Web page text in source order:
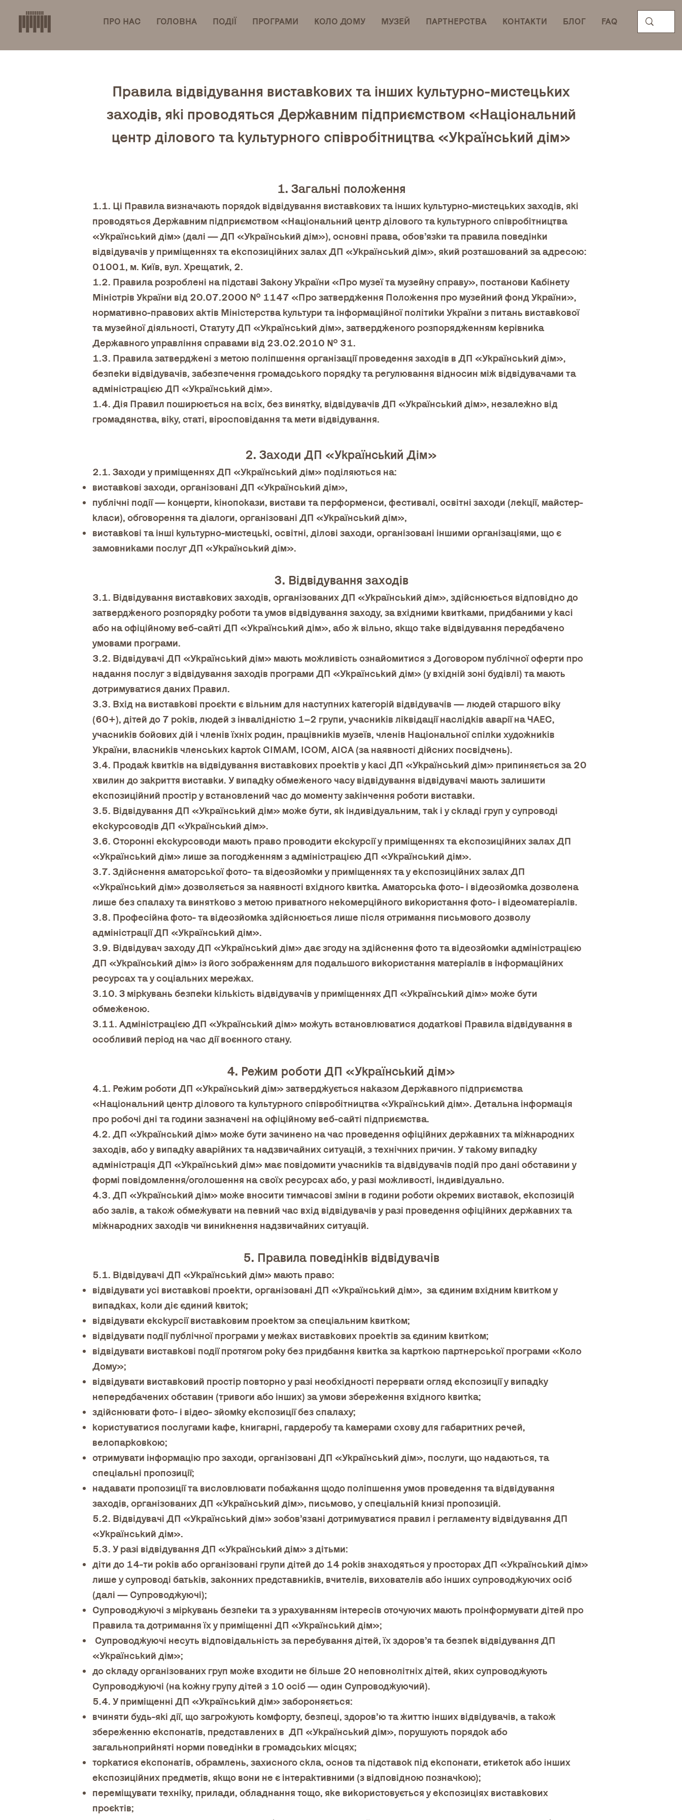
ПРО НАС ГОЛОВНА ПОДІЇ ПРОГРАМИ КОЛО ДОМУ МУЗЕЙ ПАРТНЕРСТВА КОНТАКТИ БЛОГ FAQ
Правила відвідування виставкових та інших культурно-мистецьких
заходів, які проводяться Державним підприємством «Національний
центр ділового та культурного співробітництва «Український дім»
1. Загальні положення
1.1. Ці Правила визначають порядок відвідування виставкових та інших культурно-мистецьких заходів, які
проводяться Державним підприємством «Національний центр ділового та культурного співробітництва
«Український дім» (далі — ДП «Український дім»), основні права, обов’язки та правила поведінки
відвідувачів у приміщеннях та експозиційних залах ДП «Український дім», який розташований за адресою:
01001, м. Київ, вул. Хрещатик, 2.
1.2. Правила розроблені на підставі Закону України «Про музеї та музейну справу», постанови Кабінету
Міністрів України від 20.07.2000 № 1147 «Про затвердження Положення про музейний фонд України»,
нормативно-правових актів Міністерства культури та інформаційної політики України з питань виставкової
та музейної діяльності, Статуту ДП «Український дім», затвердженого розпорядженням керівника
Державного управління справами від 23.02.2010 № 31.
1.3. Правила затверджені з метою поліпшення організації проведення заходів в ДП «Український дім»,
безпеки відвідувачів, забезпечення громадського порядку та регулювання відносин між відвідувачами та
адміністрацією ДП «Український дім».
1.4. Дія Правил поширюється на всіх, без винятку, відвідувачів ДП «Український дім», незалежно від
громадянства, віку, статі, віросповідання та мети відвідування.
2. Заходи ДП «Український Дім»
2.1. Заходи у приміщеннях ДП «Український дім» поділяються на:
виставкові заходи, організовані ДП «Український дім»,
публічні події — концерти, кінопокази, вистави та перформенси, фестивалі, освітні заходи (лекції, майстер-
класи), обговорення та діалоги, організовані ДП «Український дім»,
виставкові та інші культурно-мистецькі, освітні, ділові заходи, організовані іншими організаціями, що є
замовниками послуг ДП «Український дім».
3. Відвідування заходів
3.1. Відвідування виставкових заходів, організованих ДП «Український дім», здійснюється відповідно до
затвердженого розпорядку роботи та умов відвідування заходу, за вхідними квитками, придбаними у касі
або на офіційному веб-сайті ДП «Український дім», або ж вільно, якщо таке відвідування передбачено
умовами програми.
3.2. Відвідувачі ДП «Український дім» мають можливість ознайомитися з Договором публічної оферти про
надання послуг з відвідування заходів програми ДП «Український дім» (у вхідній зоні будівлі) та мають
дотримуватися даних Правил.
3.3. Вхід на виставкові проєкти є вільним для наступних категорій відвідувачів — людей старшого віку
(60+), дітей до 7 років, людей з інвалідністю 1–2 групи, учасників ліквідації наслідків аварії на ЧАЕС,
учасників бойових дій і членів їхніх родин, працівників музеїв, членів Національної спілки художників
України, власників членських карток CIMAM, ICOM, AICA (за наявності дійсних посвідчень).
3.4. Продаж квитків на відвідування виставкових проектів у касі ДП «Український дім» припиняється за 20
хвилин до закриття виставки. У випадку обмеженого часу відвідування відвідувачі мають залишити
експозиційний простір у встановлений час до моменту закінчення роботи виставки.
3.5. Відвідування ДП «Український дім» може бути, як індивідуальним, так і у складі груп у супроводі
екскурсоводів ДП «Український дім».
3.6. Сторонні екскурсоводи мають право проводити екскурсії у приміщеннях та експозиційних залах ДП
«Український дім» лише за погодженням з адміністрацією ДП «Український дім».
3.7. Здійснення аматорської фото- та відеозйомки у приміщеннях та у експозиційних залах ДП
«Український дім» дозволяється за наявності вхідного квитка. Аматорська фото- і відеозйомка дозволена
лише без спалаху та винятково з метою приватного некомерційного використання фото- і відеоматеріалів.
3.8. Професійна фото- та відеозйомка здійснюється лише після отримання письмового дозволу
адміністрації ДП «Український дім».
3.9. Відвідувач заходу ДП «Український дім» дає згоду на здійснення фото та відеозйомки адміністрацією
ДП «Український дім» із його зображенням для подальшого використання матеріалів в інформаційних
ресурсах та у соціальних мережах.
3.10. З міркувань безпеки кількість відвідувачів у приміщеннях ДП «Український дім» може бути
обмеженою.
3.11. Адміністрацією ДП «Український дім» можуть встановлюватися додаткові Правила відвідування в
особливий період на час дії воєнного стану.
4. Режим роботи ДП «Український дім»
4.1. Режим роботи ДП «Український дім» затверджується наказом Державного підприємства
«Національний центр ділового та культурного співробітництва «Український дім». Детальна інформація
про робочі дні та години зазначені на офіційному веб-сайті підприємства.
4.2. ДП «Український дім» може бути зачинено на час проведення офіційних державних та міжнародних
заходів, або у випадку аварійних та надзвичайних ситуацій, з технічних причин. У такому випадку
адміністрація ДП «Український дім» має повідомити учасників та відвідувачів подій про дані обставини у
формі повідомлення/оголошення на своїх ресурсах або, у разі можливості, індивідуально.
4.3. ДП «Український дім» може вносити тимчасові зміни в години роботи окремих виставок, експозицій
або залів, а також обмежувати на певний час вхід відвідувачів у разі проведення офіційних державних та
міжнародних заходів чи виникнення надзвичайних ситуацій.
5. Правила поведінків відвідувачів
5.1. Відвідувачі ДП «Український дім» мають право:
відвідувати усі виставкові проекти, організовані ДП «Український дім», за єдиним вхідним квитком у
випадках, коли діє єдиний квиток;
відвідувати екскурсії виставковим проектом за спеціальним квитком;
відвідувати події публічної програми у межах виставкових проектів за єдиним квитком;
відвідувати виставкові події протягом року без придбання квитка за карткою партнерської програми «Коло
Дому»;
відвідувати виставковий простір повторно у разі необхідності перервати огляд експозиції у випадку
непередбачених обставин (тривоги або інших) за умови збереження вхідного квитка;
здійснювати фото- і відео- зйомку експозиції без спалаху;
користуватися послугами кафе, книгарні, гардеробу та камерами схову для габаритних речей,
велопарковкою;
отримувати інформацію про заходи, організовані ДП «Український дім», послуги, що надаються, та
спеціальні пропозиції;
надавати пропозиції та висловлювати побажання щодо поліпшення умов проведення та відвідування
заходів, організованих ДП «Український дім», письмово, у спеціальній книзі пропозицій.
5.2. Відвідувачі ДП «Український дім» зобов’язані дотримуватися правил і регламенту відвідування ДП
«Український дім».
5.3. У разі відвідування ДП «Український дім» з дітьми:
діти до 14-ти років або організовані групи дітей до 14 років знаходяться у просторах ДП «Український дім»
лише у супроводі батьків, законних представників, вчителів, вихователів або інших супроводжуючих осіб
(далі — Супроводжуючі);
Супроводжуючі з міркувань безпеки та з урахуванням інтересів оточуючих мають проінформувати дітей про
Правила та дотримання їх у приміщенні ДП «Український дім»;
Супроводжуючі несуть відповідальність за перебування дітей, їх здоров’я та безпек відвідування ДП
«Український дім»;
до складу організованих груп може входити не більше 20 неповнолітніх дітей, яких супроводжують
Супроводжуючі (на кожну групу дітей з 10 осіб — один Супроводжуючий).
5.4. У приміщенні ДП «Український дім» забороняється:
вчиняти будь-які дії, що загрожують комфорту, безпеці, здоров’ю та життю інших відвідувачів, а також
збереженню експонатів, представлених в ДП «Український дім», порушують порядок або
загальноприйняті норми поведінки в громадських місцях;
торкатися експонатів, обрамлень, захисного скла, основ та підставок під експонати, етикеток або інших
експозиційних предметів, якщо вони не є інтерактивними (з відповідною позначкою);
переміщувати техніку, прилади, обладнання тощо, яке використовується у експозиціях виставкових
проєктів;